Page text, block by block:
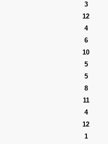
3
12
4
6
10
5
5
8
11
4
12
1